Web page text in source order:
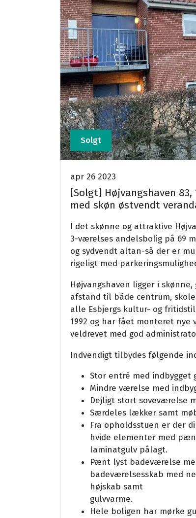
Solgt
apr 26 2023
[Solgt] Højvangshaven
med skøn østvendt
I det skønne og attraktive
3-værelses andelsbolig på 69
og sydvendt altan-så der er
rigeligt med
Højvangshaven ligger i
afstand til både centrum,
alle Esbjergs kultur- og
1992 og har fået monteret
veldrevet med god
Indvendigt tilbydes følgende
Stor entré med indbygget
Mindre værelse med
Dejligt stort soveværelse
Særdeles lækker samt
Fra opholdsstuen er der
hvide elementer med
laminatgulv pålagt.
Pænt lyst badeværelse
badeværelsesskab med
højskab samt
gulvvarme.
Hele boligen har mørke